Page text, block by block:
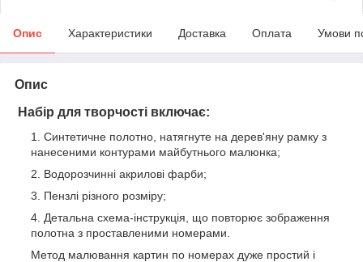
Опис Характеристики Доставка Оплата Умови
Опис
Набір для творчості включає:
Синтетичне полотно, натягнуте на дерев'яну рамку з
нанесеними контурами майбутнього малюнка;
Водорозчинні акрилові фарби;
Пензлі різного розміру;
Детальна схема-інструкція, що повторює зображення
полотна з проставленими номерами.
Метод малювання картин по номерах дуже простий і